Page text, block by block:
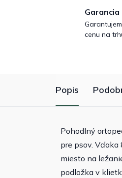
Garancia
cenu na
Popis
Pohodlný
pre psov.
miesto na
podložka v